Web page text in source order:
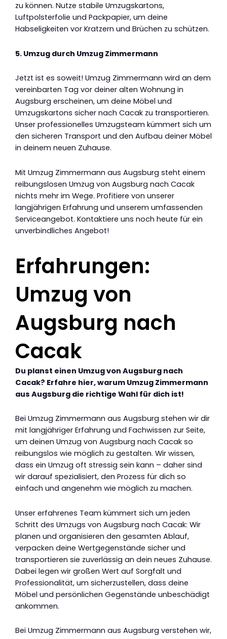
zu können. Nutze stabile Umzugskartons,
Luftpolsterfolie und Packpapier, um deine
Habseligkeiten vor Kratzern und Brüchen zu schützen.
5. Umzug durch Umzug Zimmermann
Jetzt ist es soweit! Umzug Zimmermann wird an dem
vereinbarten Tag vor deiner alten Wohnung in
Augsburg erscheinen, um deine Möbel und
Umzugskartons sicher nach Cacak zu transportieren.
Unser professionelles Umzugsteam kümmert sich um
den sicheren Transport und den Aufbau deiner Möbel
in deinem neuen Zuhause.
Mit Umzug Zimmermann aus Augsburg steht einem
reibungslosen Umzug von Augsburg nach Cacak
nichts mehr im Wege. Profitiere von unserer
langjährigen Erfahrung und unserem umfassenden
Serviceangebot. Kontaktiere uns noch heute für ein
unverbindliches Angebot!
Erfahrungen:
Umzug von
Augsburg nach
Cacak
Du planst einen Umzug von Augsburg nach
Cacak? Erfahre hier, warum Umzug Zimmermann
aus Augsburg die richtige Wahl für dich ist!
Bei Umzug Zimmermann aus Augsburg stehen wir dir
mit langjähriger Erfahrung und Fachwissen zur Seite,
um deinen Umzug von Augsburg nach Cacak so
reibungslos wie möglich zu gestalten. Wir wissen,
dass ein Umzug oft stressig sein kann – daher sind
wir darauf spezialisiert, den Prozess für dich so
einfach und angenehm wie möglich zu machen.
Unser erfahrenes Team kümmert sich um jeden
Schritt des Umzugs von Augsburg nach Cacak: Wir
planen und organisieren den gesamten Ablauf,
verpacken deine Wertgegenstände sicher und
transportieren sie zuverlässig an dein neues Zuhause.
Dabei legen wir großen Wert auf Sorgfalt und
Professionalität, um sicherzustellen, dass deine
Möbel und persönlichen Gegenstände unbeschädigt
ankommen.
Bei Umzug Zimmermann aus Augsburg verstehen wir,